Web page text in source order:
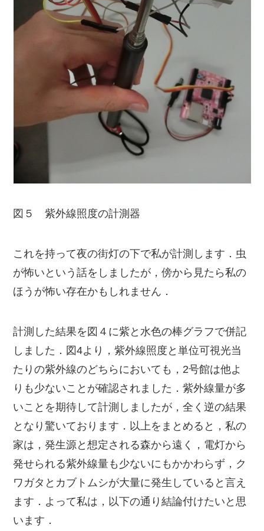
図５ 紫外線照度の計測器
これを持って夜の街灯の下で私が計測します．虫
が怖いという話をしましたが，傍から見たら私の
ほうが怖い存在かもしれません．
計測した結果を図４に紫と水色の棒グラフで併記
しました．図4より，紫外線照度と単位可視光当
たりの紫外線のどちらにおいても，2号館は他よ
りも少ないことが確認されました．紫外線量が多
いことを期待して計測しましたが，全く逆の結果
となり驚いております．以上をまとめると，私の
家は，発生源と想定される森から遠く，電灯から
発せられる紫外線量も少ないにもかかわらず，ク
ワガタとカブトムシが大量に発生していると言え
ます．よって私は，以下の通り結論付けたいと思
います．